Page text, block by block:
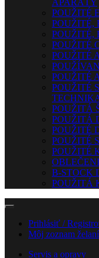
APARÁTY
POUŽITÉ
POUŽITÉ,
POUŽITÉ,
POUŽITÉ
POUŽITÉ
POUŽITÉ
POUŽITÉ
POUŽITÁ
POUŽITÁ
POUŽITÉ
POUŽITÉ
POUŽITÉ
B-STOCK
POUŽITÁ
Prihlásiť /
Môj zoznam želaní
Servis a opravy